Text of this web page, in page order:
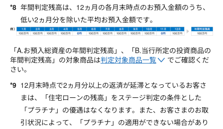
年間判定残高は、12ヵ月の各月末時点のお預入金額のうち、
低い2ヵ月分を除いた平均お預入金額です。
「A.お預入総資産の年間判定残高」、「B.当行所定の投資商品の
年間判定残高」の対象商品は判定対象商品一覧
でご確認くだ
さい。
12月末時点で2ヵ月分以上の返済が延滞となっているお客さ
まは、「住宅ローンの残高」をステージ判定の条件とした
「プラチナ」の優遇はなくなります。また、お客さまのお取
引状況によって、「プラチナ」の適用ができない場合があり